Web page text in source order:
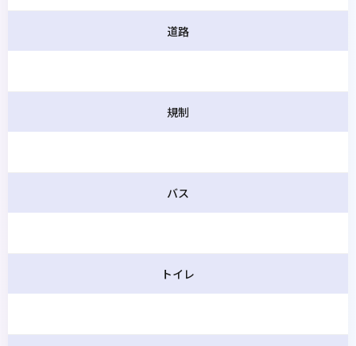
道路
規制
バス
トイレ